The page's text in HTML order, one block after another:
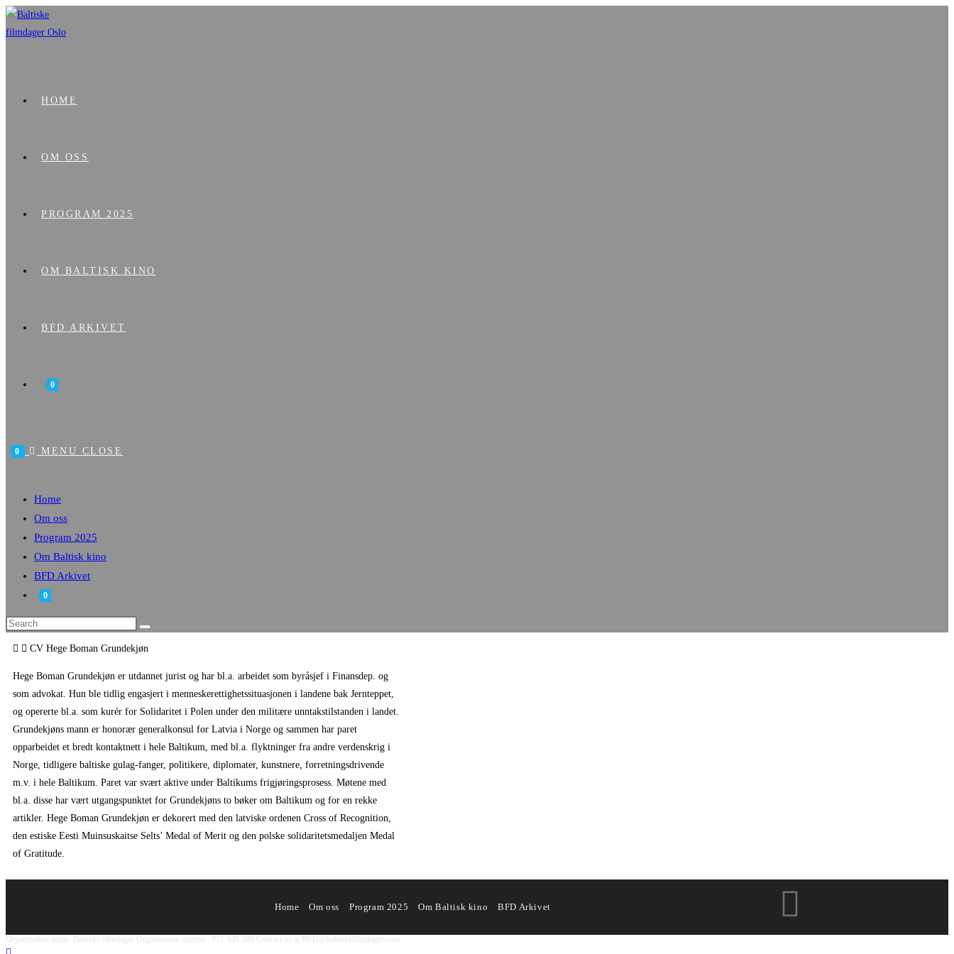
HOME
OM OSS
PROGRAM 2025
OM BALTISK KINO
BFD ARKIVET
0
0 MENU CLOSE
Home
Om oss
Program 2025
Om Baltisk kino
BFD Arkivet
0
CV Hege Boman Grundekjøn
Hege Boman Grundekjøn er utdannet jurist og har bl.a. arbeidet som byråsjef i Finansdep. og
som advokat. Hun ble tidlig engasjert i menneskerettighetssituasjonen i landene bak Jernteppet,
og opererte bl.a. som kurér for Solidaritet i Polen under den militære unntakstilstanden i landet.
Grundekjøns mann er honorær generalkonsul for Latvia i Norge og sammen har paret
opparbeidet et bredt kontaktnett i hele Baltikum, med bl.a. flyktninger fra andre verdenskrig i
Norge, tidligere baltiske gulag-fanger, politikere, diplomater, kunstnere, forretningsdrivende
m.v. i hele Baltikum. Paret var svært aktive under Baltikums frigjøringsprosess. Møtene med
bl.a. disse har vært utgangspunktet for Grundekjøns to bøker om Baltikum og for en rekke
artikler. Hege Boman Grundekjøn er dekorert med den latviske ordenen Cross of Recognition,
den estiske Eesti Muinsuskaitse Selts’ Medal of Merit og den polske solidaritetsmedaljen Medal
of Gratitude.
Home Om oss Program 2025 Om Baltisk kino BFD Arkivet
Organization name: Baltiske filmdager Organization number: 921 148 380 Contact us at BFD@baltiskefilmdager.com